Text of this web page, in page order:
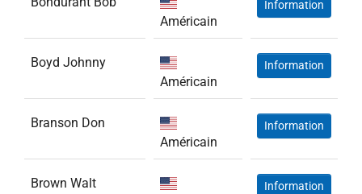
Américain
Information
Boyd Johnny
Américain
Information
Branson Don
Américain
Information
Brown Walt
Information